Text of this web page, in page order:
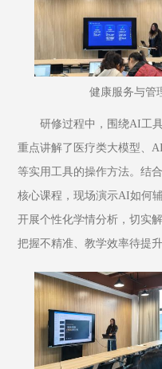
健康服务与管
研修过程中，围绕AI工
重点讲解了医疗类大模型、
等实用工具的操作方法。结
核心课程，现场演示AI如何
开展个性化学情分析，切实
把握不精准、教学效率待提